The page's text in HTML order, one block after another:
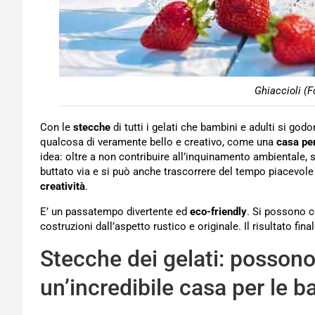
Ghiaccioli
Con le stecche di tutti i gelati che bambini e adulti si
qualcosa di veramente bello e creativo, come una casa
idea: oltre a non contribuire all’inquinamento ambientale,
buttato via e si può anche trascorrere del tempo
creatività.
E’ un passatempo divertente ed eco-friendly. Si possono
costruzioni dall’aspetto rustico e originale. Il risultato
Stecche dei gelati:
un’incredibile casa per le